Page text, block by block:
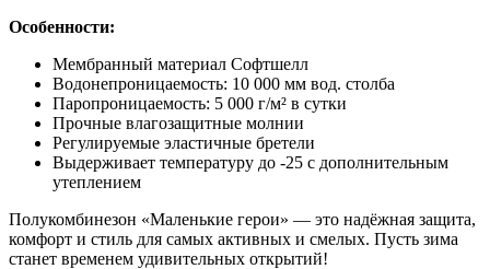
Особенности:
Мембранный материал Софтшелл
Водонепроницаемость: 10 000 мм вод. столба
Паропроницаемость: 5 000 г/м² в сутки
Прочные влагозащитные молнии
Регулируемые эластичные бретели
Выдерживает температуру до -25 с дополнительным
утеплением
Полукомбинезон «Маленькие герои» — это надёжная защита,
комфорт и стиль для самых активных и смелых. Пусть зима
станет временем удивительных открытий!